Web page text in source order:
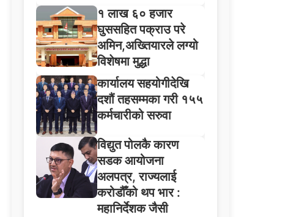
१ लाख ६० हजार
घुससहित पक्राउ परे
अमिन,अख्तियारले लग्यो
विशेषमा मुद्धा
कार्यालय सहयोगीदेखि
दशौं तहसम्मका गरी १५५
कर्मचारीको सरुवा
विद्युत पोलकै कारण
सडक आयोजना
अलपत्र, राज्यलाई
करोडौँको थप भार :
महानिर्देशक जैसी